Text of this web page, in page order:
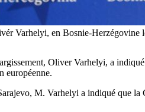
Varhelyi, en Bosnie-
Oliver Varhelyi, a
européenne.
M. Varhelyi a indiqué que la